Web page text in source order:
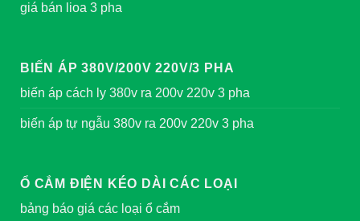
giá bán lioa 3 pha
BIẾN ÁP 380V/200V 220V/3 PHA
biến áp cách ly 380v ra 200v 220v 3 pha
biến áp tự ngẫu 380v ra 200v 220v 3 pha
Ổ CẮM ĐIỆN KÉO DÀI CÁC LOẠI
bảng báo giá các loại ổ cắm